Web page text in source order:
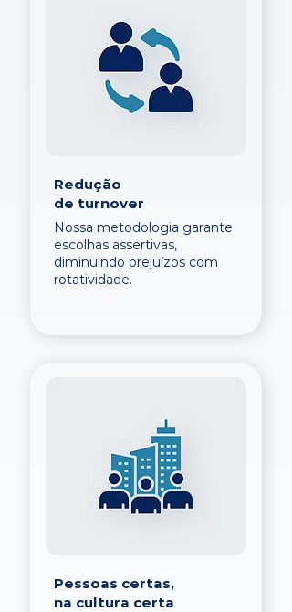
Redução
de turnover
Nossa metodologia garante
escolhas assertivas,
diminuindo prejuízos com
rotatividade.
Pessoas certas,
na cultura certa